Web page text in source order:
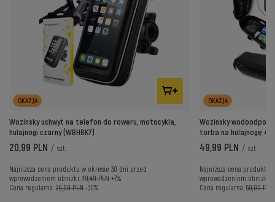
OKAZJA
Wozinsky uchwyt na telefon do roweru, motocykla,
hulajnogi czarny (WBHBK7)
20,99 PLN / szt.
Najniższa cena produktu w okresie 30 dni przed
wprowadzeniem obniżki: 19,49 PLN +7%
Cena regularna: 29,99 PLN -30%
OKAZJA
Wozinsky
torba na hulajnogę 4 l
49,99 PLN / szt.
Najniższa cena produktu
wprowadzeniem obniżki:
Cena regularna: 59,00 PLN